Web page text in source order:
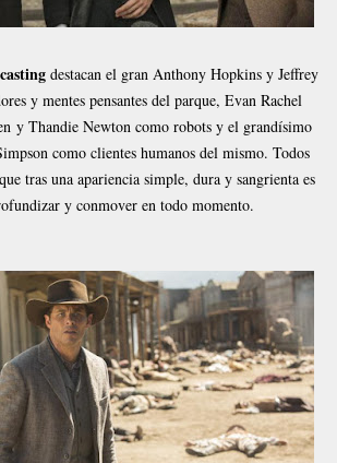
destacan el gran Anthony Hopkins y Jeffrey
y mentes pensantes del parque, Evan Rachel
y Thandie Newton como robots y el grandísimo
como clientes humanos del mismo. Todos
tras una apariencia simple, dura y sangrienta es
y conmover en todo momento.